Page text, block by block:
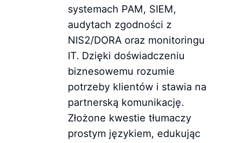
systemach PAM, SIEM,
audytach zgodności z
NIS2/DORA oraz monitoringu
IT. Dzięki doświadczeniu
biznesowemu rozumie
potrzeby klientów i stawia na
partnerską komunikację.
Złożone kwestie tłumaczy
prostym językiem, edukując